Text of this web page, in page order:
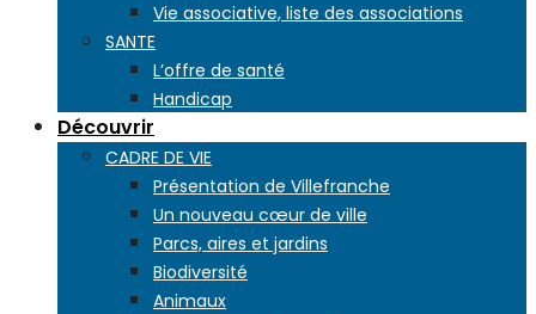
Vie associative, liste des associations
SANTE
L’offre de santé
Handicap
Découvrir
CADRE DE VIE
Présentation de Villefranche
Un nouveau cœur de ville
Parcs, aires et jardins
Biodiversité
Animaux